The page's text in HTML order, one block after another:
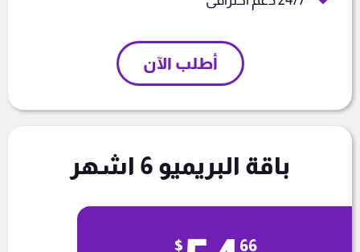
أطلب الآن
باقة البريميو 6 اشهر
$ 66